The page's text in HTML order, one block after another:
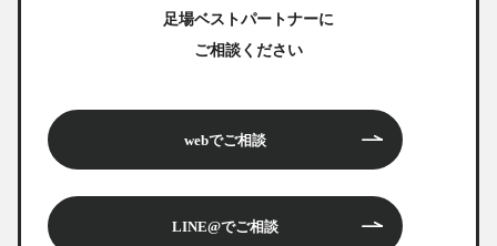
足場ベストパートナーに
ご相談ください
webでご相談
LINE@でご相談